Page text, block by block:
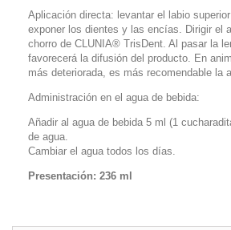
Aplicación directa: levantar el labio
exponer los dientes y las encías. Dirigir el
chorro de CLUNIA® TrisDent. Al pasar la
favorecerá la difusión del producto. En
más deteriorada, es más recomendable la
Administración en el agua de bebida:
Añadir al agua de bebida 5 ml (1
de agua.
Cambiar el agua todos los días.
Presentación: 236 ml